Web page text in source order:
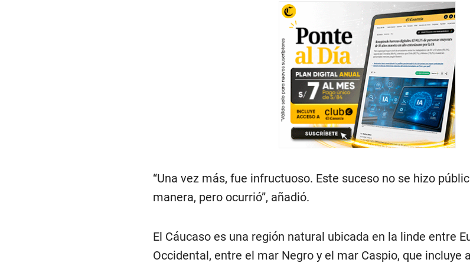
“Una vez más, fue infructuoso. Este suceso no se hizo
manera, pero ocurrió”, añadió.
El Cáucaso es una región natural ubicada en la linde entre
Occidental, entre el mar Negro y el mar Caspio, que incluye